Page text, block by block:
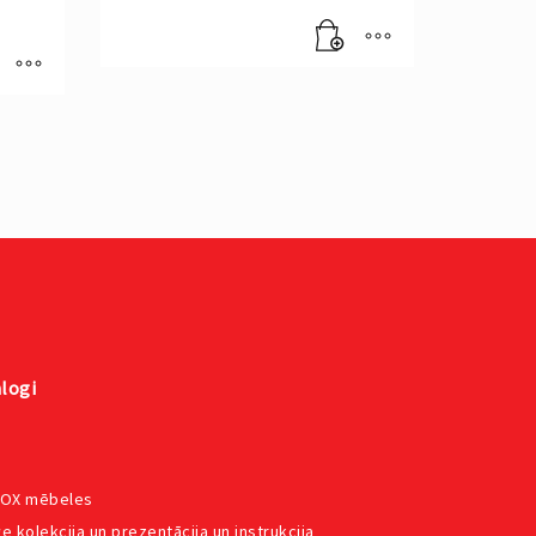
mēbeles
kolekcija un prezentācija un instrukcija